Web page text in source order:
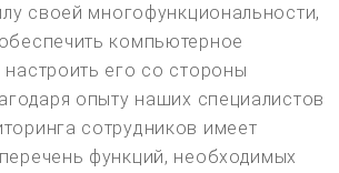
своей многофункциональности,
компьютерное
его со стороны
опыту наших специалистов
сотрудников имеет
функций, необходимых